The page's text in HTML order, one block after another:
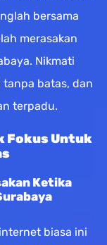
bersama
merasakan
Nikmati
batas, dan
terpadu.
Fokus Untuk
Ketika
biasa ini